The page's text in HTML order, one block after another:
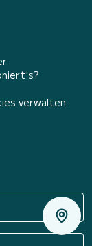
verwalten